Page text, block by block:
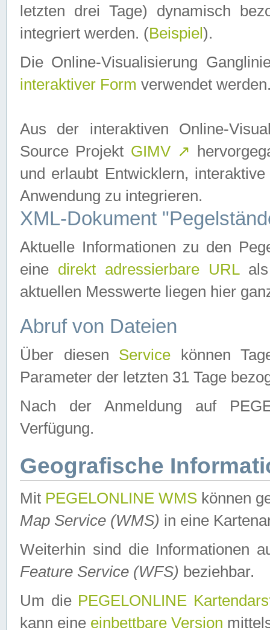
letzten drei Tage) dynamisch
integriert werden. (Beispiel ).
Die Online-Visualisierung
interaktiver Form verwendet
Aus der interaktiven Online-
Source Projekt GIMV ↗
und erlaubt Entwicklern,
Anwendung zu integrieren.
XML-Dokument
Aktuelle Informationen zu den
eine direkt adressierbare URLals
aktuellen Messwerte liegen hier
Abruf von Dateien
Über diesen Service können
Parameter der letzten 31 Tage
Nach der Anmeldung auf
Verfügung.
Geografische
Mit PEGELONLINE WMS können
Map Service (WMS) in eine
Weiterhin sind die Informationen
Feature Service (WFS) beziehbar.
Um die PEGELONLINE
kann eine einbettbare Version